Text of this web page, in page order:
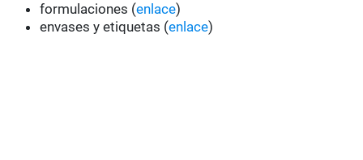
formulaciones (enlace)
envases y etiquetas (enlace)